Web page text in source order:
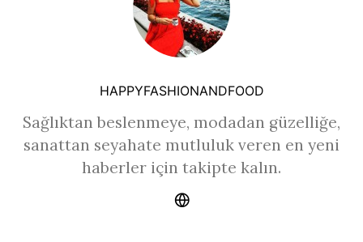
HAPPYFASHIONANDFOOD
Sağlıktan beslenmeye, modadan güzelliğe,
sanattan seyahate mutluluk veren en yeni
haberler için takipte kalın.